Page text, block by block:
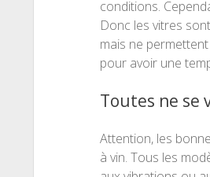
conditions.
Donc les vitres
mais ne
pour avoir une
Toutes ne se
Attention, les
à vin. Tous les